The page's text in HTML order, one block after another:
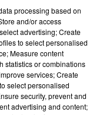
processing based on
and/or access
advertising; Create
to select personalised
Measure content
statistics or combinations
services; Create
select personalised
security, prevent and
advertising and content;